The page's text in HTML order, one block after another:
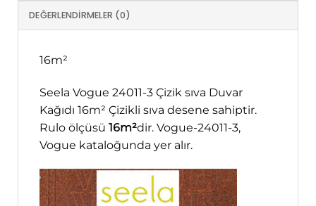
DEĞERLENDIRMELER (0)
16m²
Seela Vogue 24011-3 Çizik sıva Duvar
Kağıdı 16m² Çizikli sıva desene sahiptir.
Rulo ölçüsü 16m²dir. Vogue-24011-3,
Vogue kataloğunda yer alır.